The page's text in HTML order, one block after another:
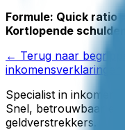
Formule: Quick
Kortlopende schulden
← Terug naar
inkomensverklaringen?
Specialist in
Snel, betrouwbaar
geldverstrekkers.